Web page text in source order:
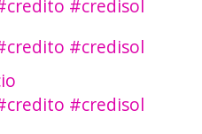
#credisol
#credisol
#credisol